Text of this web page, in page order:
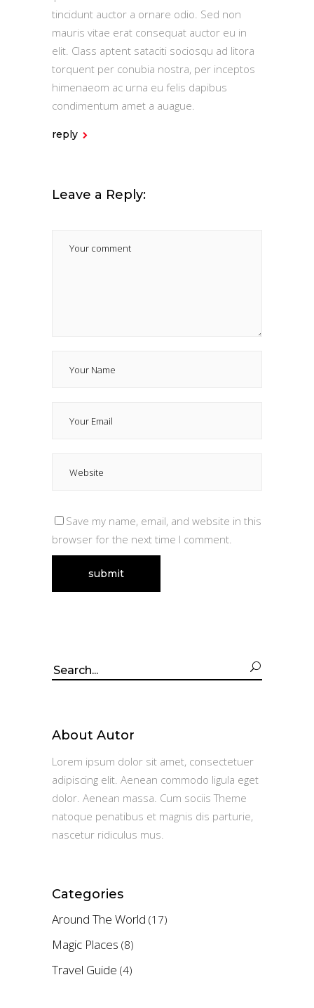
tincidunt auctor a ornare odio. Sed non
mauris vitae erat consequat auctor eu in
elit. Class aptent sataciti sociosqu ad litora
torquent per conubia nostra, per inceptos
himenaeom ac urna eu felis dapibus
condimentum amet a auague.
reply
Leave a Reply:
Save my name, email, and website in this
browser for the next time I comment.
Search
About Autor
Lorem ipsum dolor sit amet, consectetuer
adipiscing elit. Aenean commodo ligula eget
dolor. Aenean massa. Cum sociis Theme
natoque penatibus et magnis dis parturie,
nascetur ridiculus mus.
Categories
Around The World (17)
Magic Places (8)
Travel Guide (4)